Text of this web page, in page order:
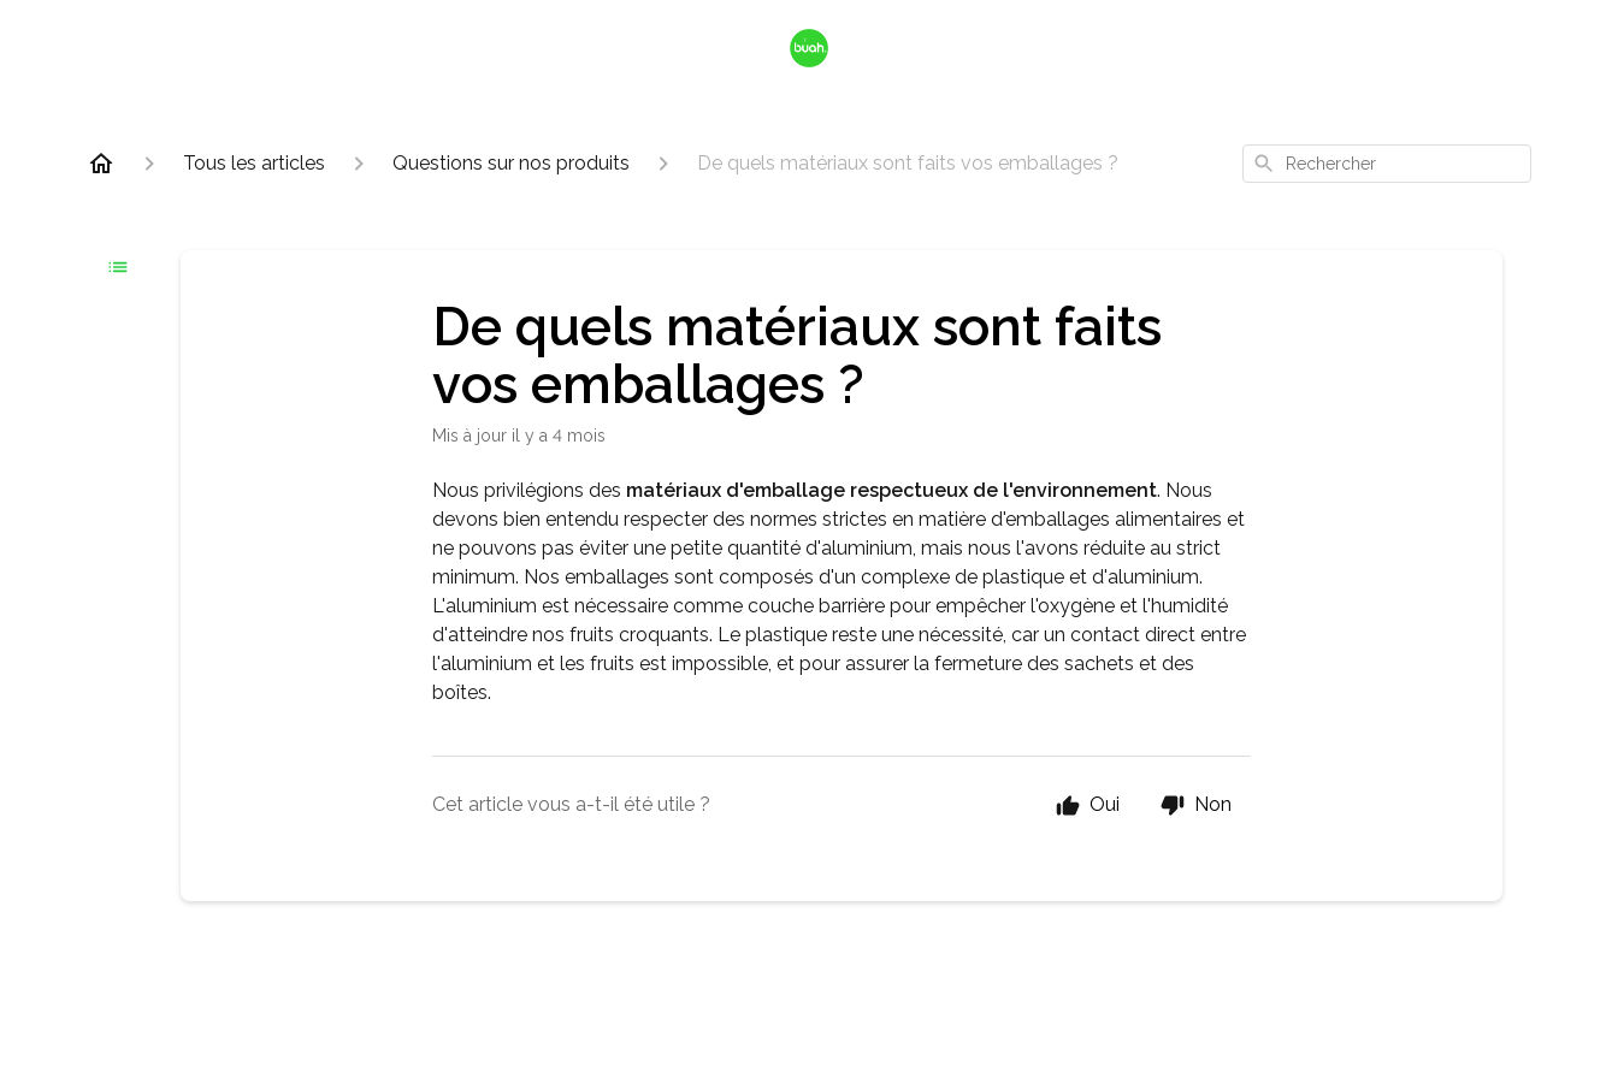
Tous les articles Questions sur nos produits De quels matériaux sont faits vos emballages ? Rechercher
De quels matériaux sont faits
vos emballages ?
Mis à jour il y a 4 mois
Nous privilégions des matériaux d'emballage respectueux de l'environnement. Nous
devons bien entendu respecter des normes strictes en matière d'emballages alimentaires et
ne pouvons pas éviter une petite quantité d'aluminium, mais nous l'avons réduite au strict
minimum. Nos emballages sont composés d'un complexe de plastique et d'aluminium.
L'aluminium est nécessaire comme couche barrière pour empêcher l'oxygène et l'humidité
d'atteindre nos fruits croquants. Le plastique reste une nécessité, car un contact direct entre
l'aluminium et les fruits est impossible, et pour assurer la fermeture des sachets et des
boîtes.
Cet article vous a-t-il été utile ? Oui Non